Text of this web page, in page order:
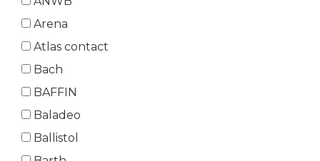
Arena
Atlas contact
Bach
BAFFIN
Baladeo
Ballistol